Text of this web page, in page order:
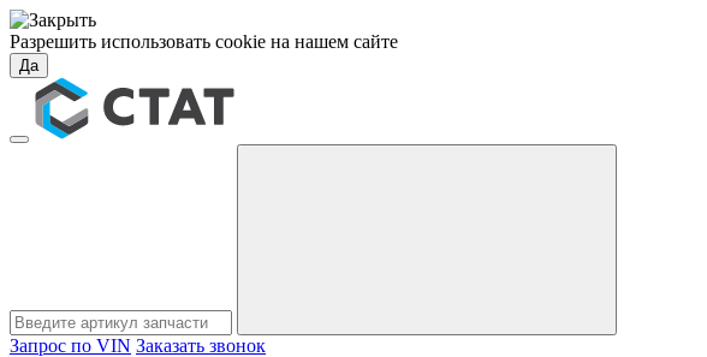
Разрешить использовать cookie на нашем сайте
Да
Запрос по VIN Заказать звонок